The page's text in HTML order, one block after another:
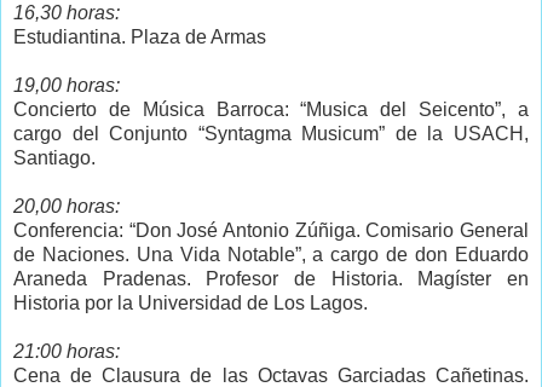
16,30 horas:
Estudiantina. Plaza de Armas
19,00 horas:
Concierto de Música Barroca: “Musica del Seicento”, a
cargo del Conjunto “Syntagma Musicum” de la USACH,
Santiago.
20,00 horas:
Conferencia: “Don José Antonio Zúñiga. Comisario General
de Naciones. Una Vida Notable”, a cargo de don Eduardo
Araneda Pradenas. Profesor de Historia. Magíster en
Historia por la Universidad de Los Lagos.
21:00 horas:
Cena de Clausura de las Octavas Garciadas Cañetinas.